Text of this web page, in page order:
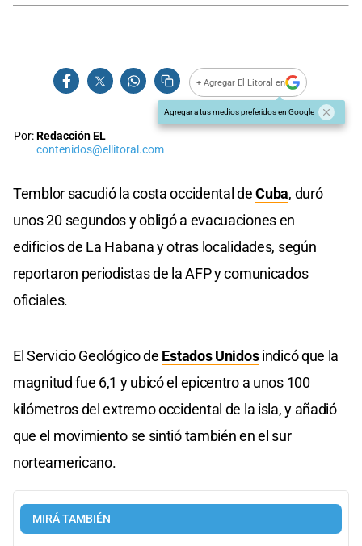
+ Agregar El Litoral en
Agregar a tus medios preferidos en Google
Por:Redacción EL
contenidos@ellitoral.com
Temblor sacudió la costa occidental deCuba, duró
unos 20 segundos y obligó a evacuaciones en
edificios de La Habana y otras localidades, según
reportaron periodistas de la AFP y comunicados
oficiales.
El Servicio Geológico de Estados Unidosindicó que la
magnitud fue 6,1 y ubicó el epicentro a unos 100
kilómetros del extremo occidental de la isla, y añadió
que el movimiento se sintió también en el sur
norteamericano.
MIRÁ TAMBIÉN